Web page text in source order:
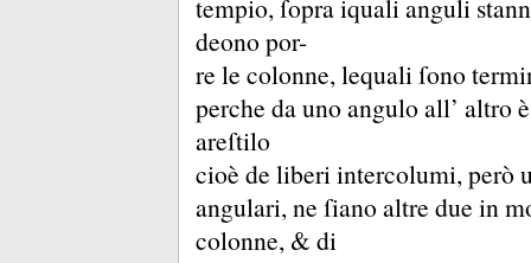
tempio, ſopra iquali anguli
deono por-
re le colonne, lequali ſono
perche da uno angulo all’ altro
areſtilo
cioè de liberi intercolumi, però
angulari, ne ſiano altre due in
colonne, & di